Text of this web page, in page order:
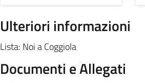
Ulteriori informazioni
Lista: Noi a Coggiola
Documenti e Allegati